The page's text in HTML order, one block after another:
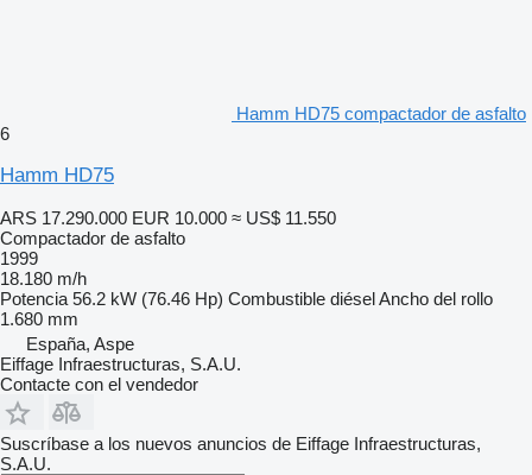
Hamm HD75 compactador de asfalto
6
Hamm HD75
ARS 17.290.000 EUR 10.000 ≈ US$ 11.550
Compactador de asfalto
1999
18.180 m/h
Potencia 56.2 kW (76.46 Hp) Combustible diéselAncho del rollo
1.680 mm
España, Aspe
Eiffage Infraestructuras, S.A.U.
Contacte con el vendedor
Suscríbase a los nuevos anuncios de Eiffage Infraestructuras,
S.A.U.